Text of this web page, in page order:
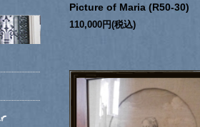
Picture of Maria (R50-30)
110,000円(税込)